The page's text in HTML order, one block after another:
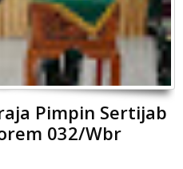
Pimpin Sertijab
032/Wbr